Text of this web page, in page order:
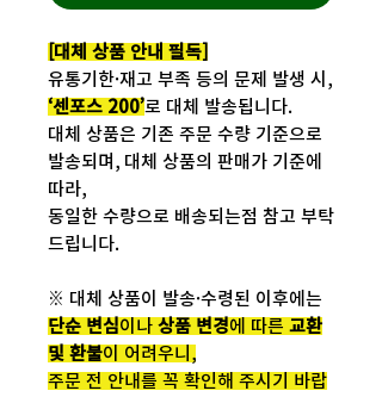
[대체 상품 안내 필독]
유통기한·재고 부족 등의 문제 발생 시,
‘센포스 200’로 대체 발송됩니다.
대체 상품은 기존 주문 수량 기준으로
발송되며, 대체 상품의 판매가 기준에
따라,
동일한 수량으로 배송되는점 참고 부탁
드립니다.
※ 대체 상품이 발송·수령된 이후에는
단순 변심이나 상품 변경에 따른 교환
및 환불이 어려우니,
주문 전 안내를 꼭 확인해 주시기 바랍